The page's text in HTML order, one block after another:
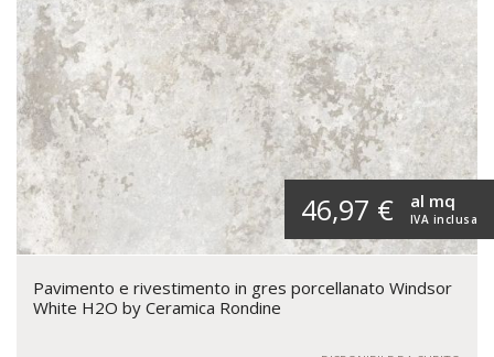
46,97 € IVA inclusa
al mq
Pavimento e rivestimento in gres porcellanato Windsor
White H2O by Ceramica Rondine